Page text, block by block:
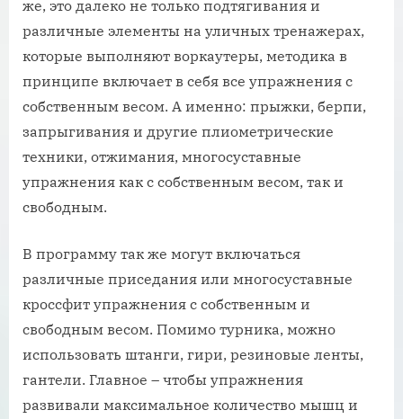
же, это далеко не только подтягивания и
различные элементы на уличных тренажерах,
которые выполняют воркаутеры, методика в
принципе включает в себя все упражнения с
собственным весом. А именно: прыжки, берпи,
запрыгивания и другие плиометрические
техники, отжимания, многосуставные
упражнения как с собственным весом, так и
свободным.
В программу так же могут включаться
различные приседания или многосуставные
кроссфит упражнения с собственным и
свободным весом. Помимо турника, можно
использовать штанги, гири, резиновые ленты,
гантели. Главное – чтобы упражнения
развивали максимальное количество мышц и